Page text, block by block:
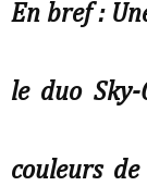
En bref :
le duo
couleurs